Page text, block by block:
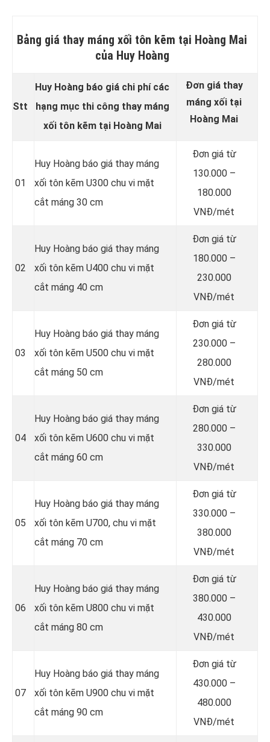
Bảng giá thay máng xối tôn kẽm tại Hoàng Mai
của Huy Hoàng
Stt
Huy Hoàng báo giá chi phí các
hạng mục thi công thay máng
xối tôn kẽm tại Hoàng Mai
Đơn giá thay
máng xối tại
Hoàng Mai
01
Huy Hoàng báo giá thay máng
xối tôn kẽm U300 chu vi mặt
cắt máng 30 cm
Đơn giá từ
130.000 –
180.000
VNĐ/mét
02
Huy Hoàng báo giá thay máng
xối tôn kẽm U400 chu vi mặt
cắt máng 40 cm
Đơn giá từ
180.000 –
230.000
VNĐ/mét
03
Huy Hoàng báo giá thay máng
xối tôn kẽm U500 chu vi mặt
cắt máng 50 cm
Đơn giá từ
230.000 –
280.000
VNĐ/mét
04
Huy Hoàng báo giá thay máng
xối tôn kẽm U600 chu vi mặt
cắt máng 60 cm
Đơn giá từ
280.000 –
330.000
VNĐ/mét
05
Huy Hoàng báo giá thay máng
xối tôn kẽm U700, chu vi mặt
cắt máng 70 cm
Đơn giá từ
330.000 –
380.000
VNĐ/mét
06
Huy Hoàng báo giá thay máng
xối tôn kẽm U800 chu vi mặt
cắt máng 80 cm
Đơn giá từ
380.000 –
430.000
VNĐ/mét
07
Huy Hoàng báo giá thay máng
xối tôn kẽm U900 chu vi mặt
cắt máng 90 cm
Đơn giá từ
430.000 –
480.000
VNĐ/mét